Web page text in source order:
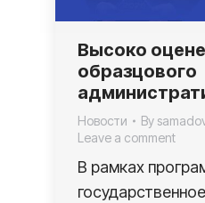
Высоко
образцового
Новости By
Leave a comment
В рамках